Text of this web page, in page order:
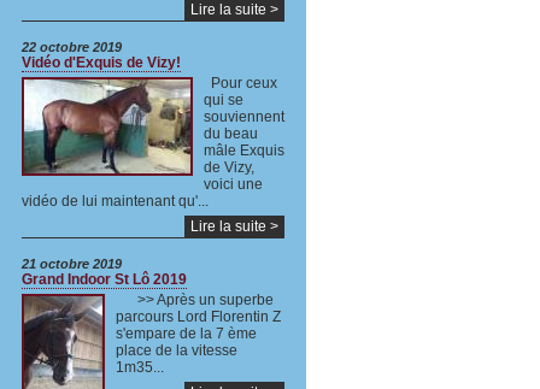
Lire la suite >
22 octobre 2019
Vidéo d'Exquis de Vizy!
Pour ceux
qui se
souviennent
du beau
mâle Exquis
de Vizy,
voici une
vidéo de lui maintenant qu'...
Lire la suite >
21 octobre 2019
Grand Indoor St Lô 2019
>> Après un superbe
parcours Lord Florentin Z
s'empare de la 7 ème
place de la vitesse
1m35...